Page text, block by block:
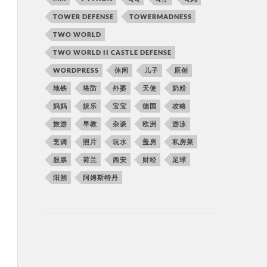
TOWER DEFENSE TOWERMADNESS
TWO WORLD
TWO WORLD II CASTLE DEFENSE
WORDPRESS 休闲 儿子 原创
地铁 塔防 外婆 天使 奶粉
妈妈 娱乐 宝宝 德国 攻略
旅游 早教 杂谈 欧洲 游泳
烹调 照片 玩水 盖房 私房菜
股票 荷兰 西安 财经 足球
阳朔 阿姆斯特丹